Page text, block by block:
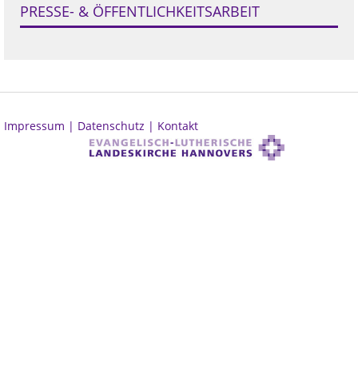
PRESSE- & ÖFFENTLICHKEITSARBEIT
Impressum | Datenschutz | Kontakt